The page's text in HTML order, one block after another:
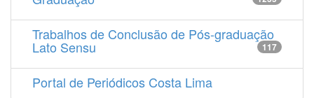
Trabalhos de Conclusão de Pós-graduação
Lato Sensu 117
Portal de Periódicos Costa Lima